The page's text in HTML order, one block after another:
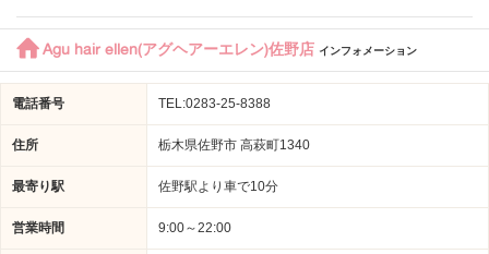
Agu hair ellen(アグヘアーエレン)佐野店 インフォメーション
電話番号 TEL:0283‐25‐8388
住所 栃木県佐野市 高萩町1340
最寄り駅 佐野駅より車で10分
営業時間 9:00～22:00